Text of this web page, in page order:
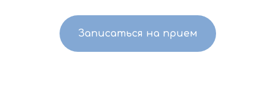
Записаться на прием